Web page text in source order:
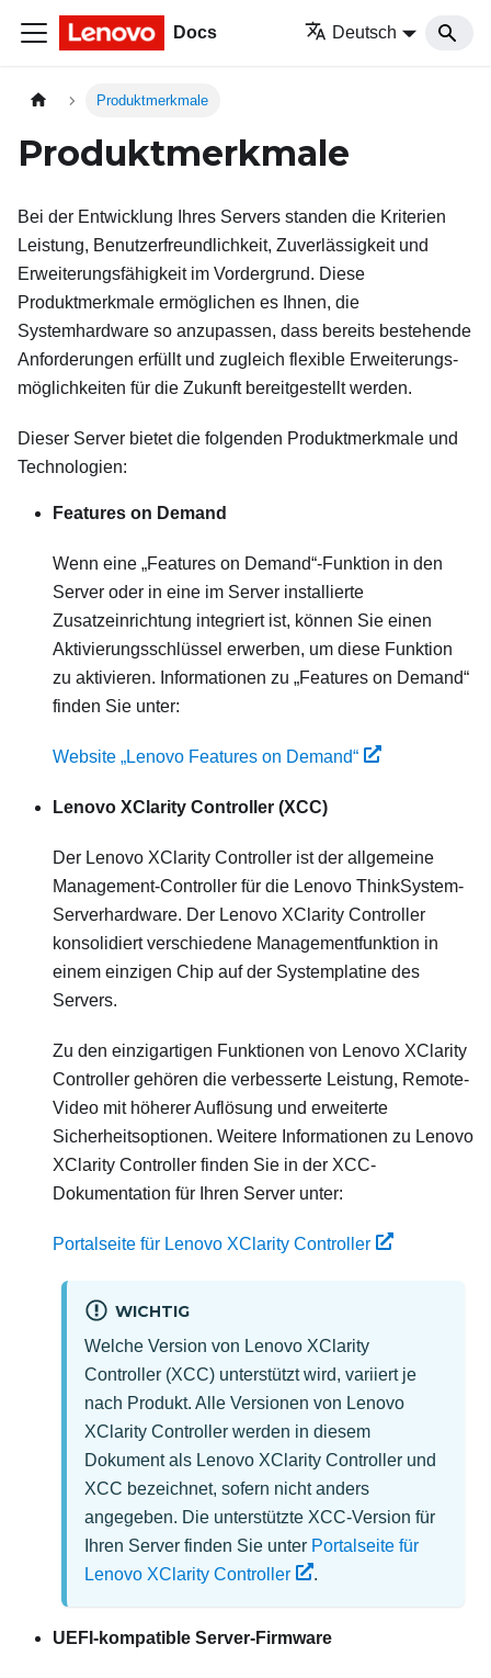
Docs Deutsch
Produktmerkmale
Produktmerkmale
Bei der Entwicklung Ihres Servers standen die Kriterien
Leistung, Benutzerfreundlichkeit, Zuverlässigkeit und
Erweiterungsfähigkeit im Vordergrund. Diese
Produktmerkmale ermöglichen es Ihnen, die
Systemhardware so anzupassen, dass bereits bestehende
Anforderungen erfüllt und zugleich flexible Erweiterungs-
möglichkeiten für die Zukunft bereitgestellt werden.
Dieser Server bietet die folgenden Produktmerkmale und
Technologien:
Features on Demand
Wenn eine „Features on Demand“-Funktion in den
Server oder in eine im Server installierte
Zusatzeinrichtung integriert ist, können Sie einen
Aktivierungsschlüssel erwerben, um diese Funktion
zu aktivieren. Informationen zu „Features on Demand“
finden Sie unter:
Website „Lenovo Features on Demand“
Lenovo XClarity Controller (XCC)
Der Lenovo XClarity Controller ist der allgemeine
Management-Controller für die Lenovo ThinkSystem-
Serverhardware. Der Lenovo XClarity Controller
konsolidiert verschiedene Managementfunktion in
einem einzigen Chip auf der Systemplatine des
Servers.
Zu den einzigartigen Funktionen von Lenovo XClarity
Controller gehören die verbesserte Leistung, Remote-
Video mit höherer Auflösung und erweiterte
Sicherheitsoptionen. Weitere Informationen zu Lenovo
XClarity Controller finden Sie in der XCC-
Dokumentation für Ihren Server unter:
Portalseite für Lenovo XClarity Controller
WICHTIG
Welche Version von Lenovo XClarity
Controller (XCC) unterstützt wird, variiert je
nach Produkt. Alle Versionen von Lenovo
XClarity Controller werden in diesem
Dokument als Lenovo XClarity Controller und
XCC bezeichnet, sofern nicht anders
angegeben. Die unterstützte XCC-Version für
Ihren Server finden Sie unter Portalseite für
Lenovo XClarity Controller
.
UEFI-kompatible Server-Firmware